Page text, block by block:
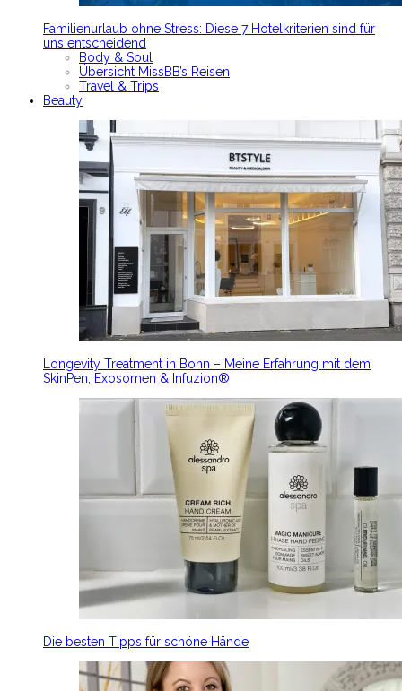
Familienurlaub ohne Stress: Diese 7 Hotelkriterien sind für
uns entscheidend
Body & Soul
Übersicht MissBB’s Reisen
Travel & Trips
Beauty
Longevity Treatment in Bonn – Meine Erfahrung mit dem
SkinPen, Exosomen & Infuzion®
Die besten Tipps für schöne Hände